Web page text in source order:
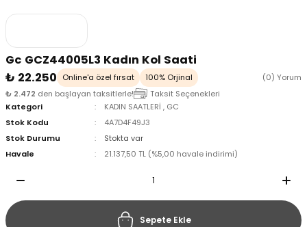
Gc GCZ44005L3 Kadın Kol Saati
₺ 22.250
Online'a özel fırsat 100% Orjinal
(0) Yorum
₺ 2.472 den başlayan taksitlerle!
Taksit Seçenekleri
Kategori
KADIN SAATLERİ , GC
Stok Kodu
4A7D4F49J3
Stok Durumu
Stokta var
Havale
21.137,50 TL (%5,00 havale indirimi)
Sepete Ekle